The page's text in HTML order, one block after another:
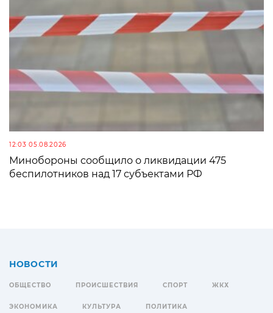
12:03 05.08.2026
Минобороны сообщило о ликвидации 475
беспилотников над 17 субъектами РФ
НОВОСТИ
ОБЩЕСТВО ПРОИСШЕСТВИЯ СПОРТ ЖКХ
ЭКОНОМИКА КУЛЬТУРА ПОЛИТИКА